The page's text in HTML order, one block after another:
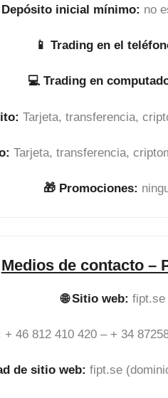
Depósito inicial mínimo: no
📱 Trading en el
💻 Trading en
Tarjeta, transferencia,
Tarjeta, transferencia,
🎁 Promociones:
Medios de contacto –
🌐 Sitio web: fipt.se
+ 46 812 410 420 – + 34
de sitio web: fipt.se